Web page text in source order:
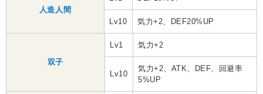
人造人間
Lv10 気力+2、DEF20%UP
双子
Lv1 気力+2
Lv10
気力+2、ATK、DEF、回避率
5%UP